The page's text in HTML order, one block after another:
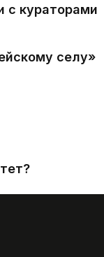
с кураторами
селу»